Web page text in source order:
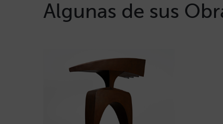
Algunas de sus